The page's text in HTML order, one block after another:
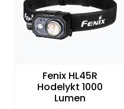
Fenix HL45R
Hodelykt 1000
Lumen